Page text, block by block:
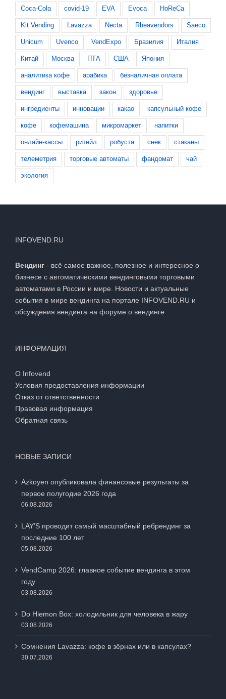
Coca-Cola covid-19 EVA Evoca HoReCa
Kit Vending Lavazza Necta Rheavendors Saeco
Unicum Uvenco VendExpo Бразилия Италия
Китай Москва ПТА США Япония
аналитика кофе арабика безналичная оплата
вендинг выставка закон здоровье
ингредиенты инновации какао капсульный кофе
кофе кофемашина микромаркет напитки
онлайн-кассы ритейл робуста снек стаканы
телеметрия торговые автоматы фандомат чай
экология
INFOVEND.RU
Вендинг - всё самое важное, полезное и интересное о
бизнесе с автоматическими вендинговыми торговыми
автоматами в России и мире. Новости и актуальные
события в мире вендинга на портале INFOVEND.RU и
обсуждения вендинга на форуме о вендинге
ИНФОРМАЦИЯ
О Infovend
Условия предоставления информации
Отказ от ответственности
Правовая информация
Обратная связь
НОВЫЕ ЗАПИСИ
Azkoyen опубликовала финансовые результаты за
первое полугодие 2026 года
06.08.2026
LAY’S проводит самый масштабный ребрендинг за
последние 100 лет
05.08.2026
VendCamp 2026: главное событие вендинга в этом
году
03.08.2026
Do Hiemon Box: холодильник для человека в жару
03.08.2026
Сомнения Lavazza: кофе в зёрнах или в капсулах?
30.07.2026